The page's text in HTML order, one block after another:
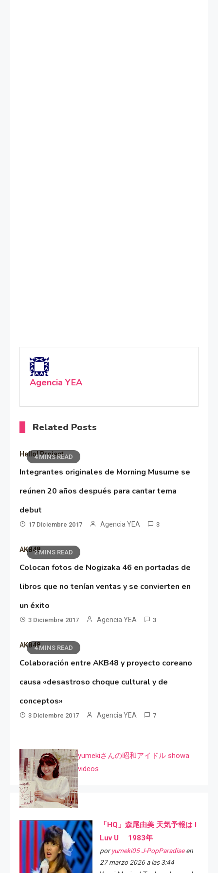
Agencia YEA
Related Posts
4 MINS READ
Hello! Project
Integrantes originales de Morning Musume se
reúnen 20 años después para cantar tema
debut
17 Diciembre 2017 Agencia YEA 3
2 MINS READ
AKB48
Colocan fotos de Nogizaka 46 en portadas de
libros que no tenían ventas y se convierten en
un éxito
3 Diciembre 2017 Agencia YEA 3
4 MINS READ
AKB48
Colaboración entre AKB48 y proyecto coreano
causa «desastroso choque cultural y de
conceptos»
3 Diciembre 2017 Agencia YEA 7
yumekiさんの昭和アイドル showa
videos
「HQ」森尾由美 天気予報は I
Luv U 1983年
por yumeki05 J-PopParadiseen
27 marzo 2026 a las 3:44